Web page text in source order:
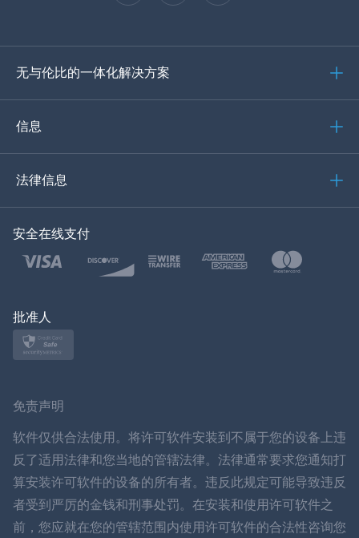
西班牙语
德语
土耳其语
波兰文
ภาษาไทย
简体中文
丹麦语
无与伦比的一体化解决方案
信息
法律信息
安全在线支付
批准人
免责声明
软件仅供合法使用。将许可软件安装到不属于您的设备上违
反了适用法律和您当地的管辖法律。法律通常要求您通知打
算安装许可软件的设备的所有者。违反此规定可能导致违反
者受到严厉的金钱和刑事处罚。在安装和使用许可软件之
前，您应就在您的管辖范围内使用许可软件的合法性咨询您